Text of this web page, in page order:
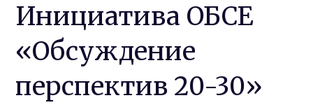
Инициатива ОБСЕ
«Обсуждение
перспектив 20-30»